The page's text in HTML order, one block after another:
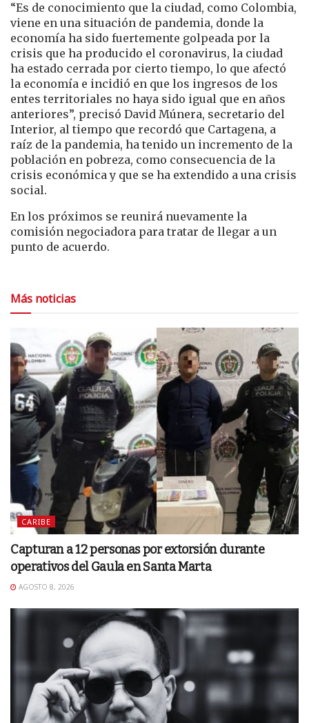
“Es de conocimiento que la ciudad, como Colombia,
viene en una situación de pandemia, donde la
economía ha sido fuertemente golpeada por la
crisis que ha producido el coronavirus, la ciudad
ha estado cerrada por cierto tiempo, lo que afectó
la economía e incidió en que los ingresos de los
entes territoriales no haya sido igual que en años
anteriores”, precisó David Múnera, secretario del
Interior, al tiempo que recordó que Cartagena, a
raíz de la pandemia, ha tenido un incremento de la
población en pobreza, como consecuencia de la
crisis económica y que se ha extendido a una crisis
social.
En los próximos se reunirá nuevamente la
comisión negociadora para tratar de llegar a un
punto de acuerdo.
Más noticias
CARIBE
Capturan a 12 personas por extorsión durante
operativos del Gaula en Santa Marta
AGOSTO 8, 2026